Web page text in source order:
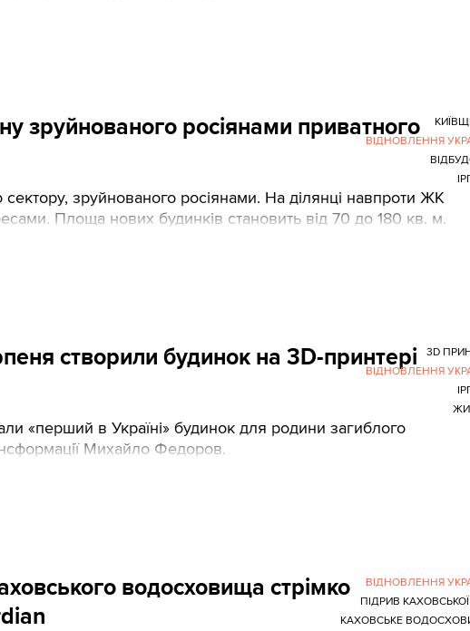
зруйнованого росіянами приватного
сектору, зруйнованого росіянами. На ділянці навпроти ЖК
Площа нових будинків становить від 70 до 180 кв. м.
ВІДНОВЛЕННЯ
створили будинок на 3D-принтері
«перший в Україні» будинок для родини загиблого
Михайло Федоров.
3D
ВІДНОВЛЕННЯ
водосховища стрімко
ВІДНОВЛЕННЯ
ПІДРИВ
КАХОВСЬКЕ